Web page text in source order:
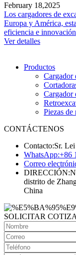
February 18,2025
Los cargadores de
Europa y América,
eficiencia e innovación
Ver detalles
Productos
Cargador
Cargador
Piezas de
CONTÁCTENOS
Contacto:Sr. Lei
WhatsApp:+86
Correo
DIRECCIÓN:
distrito de
China
SOLICITAR